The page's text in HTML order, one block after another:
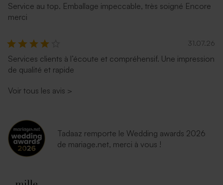
Service au top. Emballage impeccable, très soigné Encore
merci
31.07.26
Services clients à l’écoute et compréhensif. Une impression
de qualité et rapide
Voir tous les avis >
Tadaaz remporte le Wedding awards 2026
de mariage.net, merci à vous !